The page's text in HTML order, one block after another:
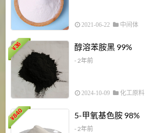
2021-06-22 中间体
¥
36 醇溶苯胺黑 99%
- 2年前
2024-10-09 化工原料
¥
840 5-甲氧基色胺 98%
- 2年前